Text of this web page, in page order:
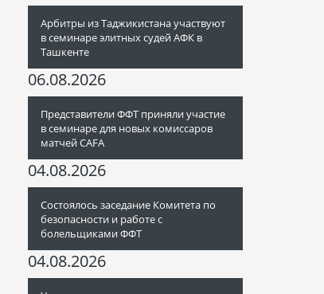
Арбитры из Таджикистана участвуют
в семинаре элитных судей АФК в
Ташкенте
06.08.2026
Представители ФФТ приняли участие
в семинаре для новых комиссаров
матчей CAFA
04.08.2026
Состоялось заседание Комитета по
безопасности и работе с
болельщиками ФФТ
04.08.2026